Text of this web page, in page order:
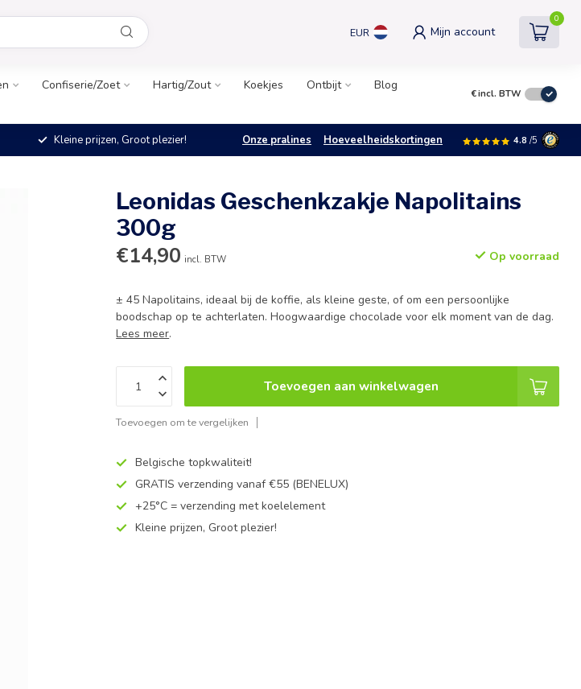
EUR Mijn account
0
Confiserie/Zoet Hartig/Zout Koekjes Ontbijt
Blog
€incl. BTW
Kleine prijzen, Groot plezier! Onze pralines Hoeveelheidskortingen 4.8 /5
Leonidas Geschenkzakje Napolitains
300g
€14,90 incl. BTW Op voorraad
± 45 Napolitains, ideaal bij de koffie, als kleine geste, of om een persoonlijke
boodschap op te achterlaten. Hoogwaardige chocolade voor elk moment van de dag.
Lees meer.
Toevoegen aan winkelwagen
Toevoegen om te vergelijken
Belgische topkwaliteit!
GRATIS verzending vanaf €55 (BENELUX)
+25°C = verzending met koelelement
Kleine prijzen, Groot plezier!